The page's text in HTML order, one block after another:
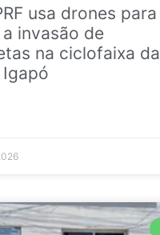
usa drones para
invasão de
na ciclofaixa da